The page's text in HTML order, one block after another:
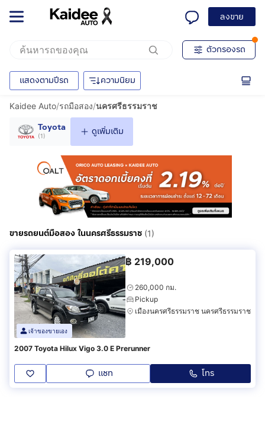
ลงขาย
ตัวกรองรถ
แสดงตามปีรถ ความนิยม
Kaidee Auto/รถมือสอง/นครศรีธรรมราช
Toyota
(1) ดูเพิ่มเติม
ขายรถยนต์มือสอง ในนครศรีธรรมราช (1)
เจ้าของขายเอง
฿ 219,000
260,000 กม.
Pickup
เมืองนครศรีธรรมราช นครศรีธรรมราช
2007 Toyota Hilux Vigo 3.0 E Prerunner
แชท โทร